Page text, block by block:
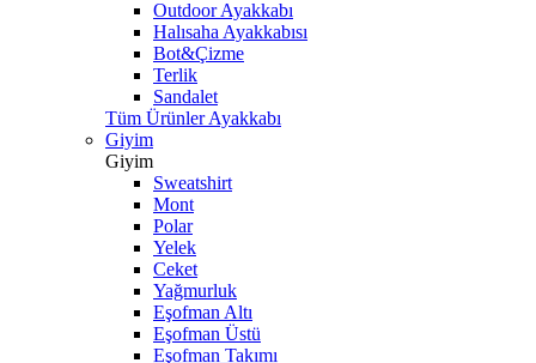
Outdoor Ayakkabı
Halısaha Ayakkabısı
Bot&Çizme
Terlik
Sandalet
Tüm Ürünler Ayakkabı
Giyim
Giyim
Sweatshirt
Mont
Polar
Yelek
Ceket
Yağmurluk
Eşofman Altı
Eşofman Üstü
Eşofman Takımı